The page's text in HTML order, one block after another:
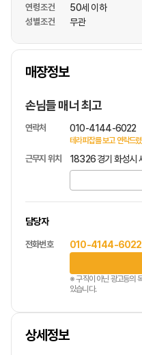
연령조건 50세 이하
성별조건 무관
매장정보
상호명
손님들 매너 최고
연락처 010-4144-6022
테라피잡를 보고 연락드
근무지 위치 18326 경기 화성시
담당자
전화번호 010-4144-6022
※ 구직이 아닌 광고등의
있습니다.
상세정보